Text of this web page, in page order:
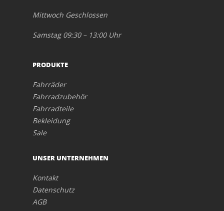
Mittwoch Geschlossen
Samstag 09:30 – 13:00 Uhr
PRODUKTE
Fahrräder
Fahrradzubehör
Fahrradteile
Bekleidung
Sale
UNSER UNTERNEHMEN
Kontakt
Datenschutz
AGB